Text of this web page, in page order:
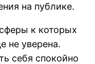
на публике.
к которых
не уверена.
себя спокойно